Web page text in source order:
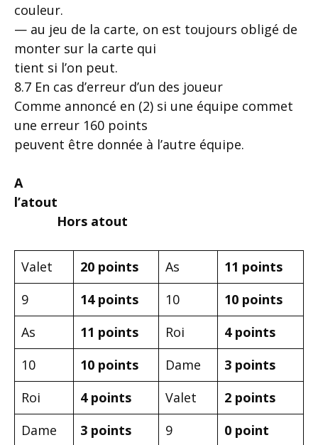
couleur.
— au jeu de la carte, on est toujours obligé de
monter sur la carte qui
tient si l’on peut.
8.7 En cas d’erreur d’un des joueur
Comme annoncé en (2) si une équipe commet
une erreur 160 points
peuvent être donnée à l’autre équipe.
A
l’atout
Hors atout
Valet 20 points As
11 points
9
14 points 10
10 points
As
11 points Roi
4 points
10
10 points Dame
3 points
Roi
4 points Valet
2 points
Dame
3 points 9
0 point